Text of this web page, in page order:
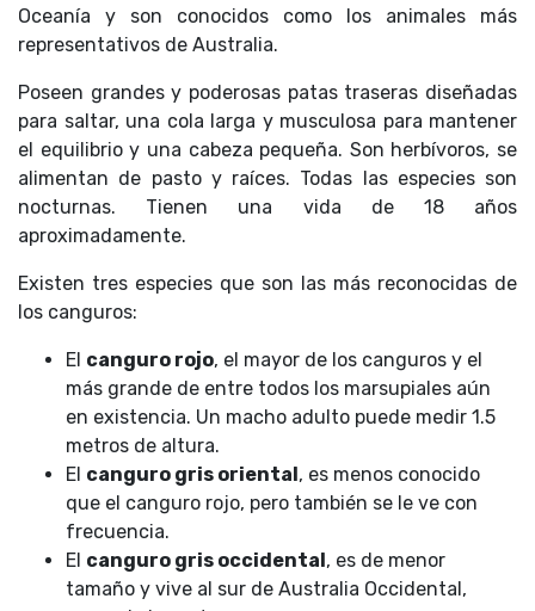
Oceanía y son conocidos como los animales más
representativos de Australia.
Poseen grandes y poderosas patas traseras diseñadas
para saltar, una cola larga y musculosa para mantener
el equilibrio y una cabeza pequeña. Son herbívoros, se
alimentan de pasto y raíces. Todas las especies son
nocturnas. Tienen una vida de 18 años
aproximadamente.
Existen tres especies que son las más reconocidas de
los canguros:
El canguro rojo, el mayor de los canguros y el
más grande de entre todos los marsupiales aún
en existencia. Un macho adulto puede medir 1.5
metros de altura.
El canguro gris oriental, es menos conocido
que el canguro rojo, pero también se le ve con
frecuencia.
El canguro gris occidental, es de menor
tamaño y vive al sur de Australia Occidental,